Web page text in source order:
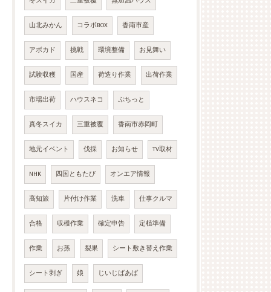
山北みかん コラボBOX 香南市産
アボカド 挑戦 環境整備 お見舞い
試験収穫 国産 荷造り作業 出荷作業
市場出荷 ハウスネコ ぷちっと
真冬スイカ 三重被覆 香南市赤岡町
地元イベント 伐採 お知らせ TV取材
NHK 四国ともたび オンエア情報
高知旅 片付け作業 洗車 仕事クルマ
合格 収穫作業 確定申告 定植準備
作業 お孫 裂果 シート敷き替え作業
シート剥ぎ 娘 じいじばあば